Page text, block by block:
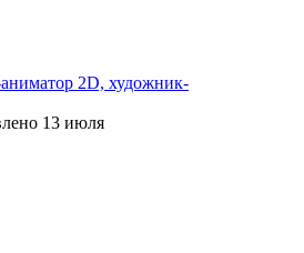
2D, художник-
13 июля